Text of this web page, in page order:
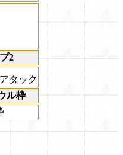
2
タック
ル枠